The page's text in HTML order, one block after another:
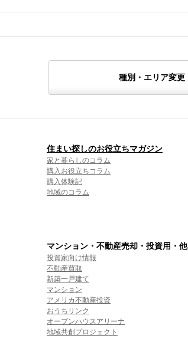
種別・エリア変更
住まい探しのお役立ちマガジン
家と暮らしのコラム
購入お役立ちコラム
購入体験記
地域のコラム
マンション・不動産売却・投資用・他
投資家向け情報
不動産買取
新築一戸建て
マンション
アメリカ不動産投資
おうちリンク
オープンハウスアリーナ
地域共創プロジェクト